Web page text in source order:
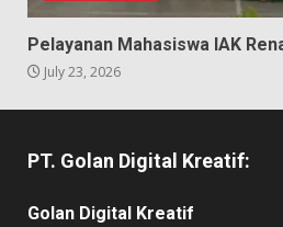
Pelayanan Mahasiswa IAK
July 23, 2026
PT. Golan Digital Kreatif:
Golan Digital Kreatif